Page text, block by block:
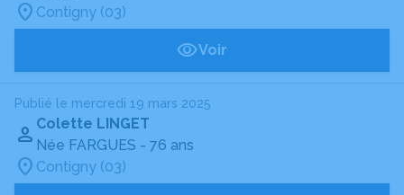
Contigny (03)
Voir
Publié le mercredi 19 mars 2025
Colette LINGET
Née FARGUES - 76 ans
Contigny (03)